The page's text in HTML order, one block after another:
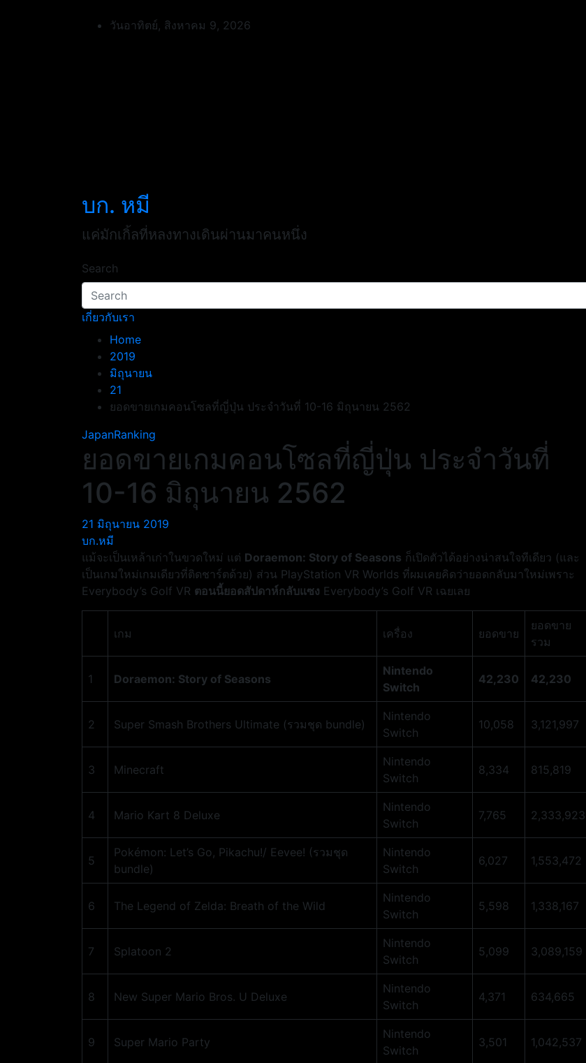
วันอาทิตย์, สิงหาคม 9, 2026
บก. หมี
แค่มักเกิ้ลที่หลงทางเดินผ่านมาคนหนึ่ง
Search
เกี่ยวกับเรา
Home
2019
มิถุนายน
21
ยอดขายเกมคอนโซลที่ญี่ปุ่น ประจำวันที่ 10-16 มิถุนายน 2562
JapanRanking
ยอดขายเกมคอนโซลที่ญี่ปุ่น ประจำวันที่
10-16 มิถุนายน 2562
21 มิถุนายน 2019
บก.หมี
แม้จะเป็นเหล้าเก่าในขวดใหม่ แต่ Doraemon: Story of Seasons ก็เปิดตัวได้อย่างน่าสนใจทีเดียว (และ
เป็นเกมใหม่เกมเดียวที่ติดชาร์ตด้วย) ส่วน PlayStation VR Worlds ที่ผมเคยคิดว่ายอดกลับมาใหม่เพราะ
Everybody’s Golf VR ตอนนี้ยอดสัปดาห์กลับแซง Everybody’s Golf VR เฉยเลย
เกม เครื่อง ยอดขาย
ยอดขาย
รวม
1 Doraemon: Story of Seasons
Nintendo
Switch
42,230 42,230
2 Super Smash Brothers Ultimate (รวมชุด bundle)
Nintendo
Switch
10,058 3,121,997
3 Minecraft
Nintendo
Switch
8,334 815,819
4 Mario Kart 8 Deluxe
Nintendo
Switch
7,765 2,333,923
5
Pokémon: Let’s Go, Pikachu!/ Eevee! (รวมชุด
bundle)
Nintendo
Switch
6,027 1,553,472
6 The Legend of Zelda: Breath of the Wild
Nintendo
Switch
5,598 1,338,167
7 Splatoon 2
Nintendo
Switch
5,099 3,089,159
8 New Super Mario Bros. U Deluxe
Nintendo
Switch
4,371 634,665
9 Super Mario Party
Nintendo
Switch
3,501 1,042,537